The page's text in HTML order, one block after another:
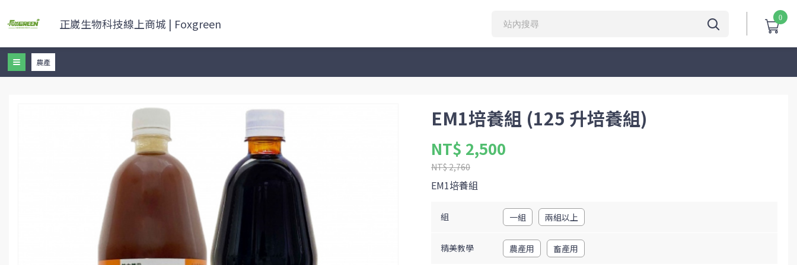
正崴生物科技線上商城 | Foxgreen 0
農產
EM1培養組 (125 升培養組)
NT$ 2,500
NT$ 2,760
EM1培養組
組 一組 兩組以上
精美教學 農產用 畜產用